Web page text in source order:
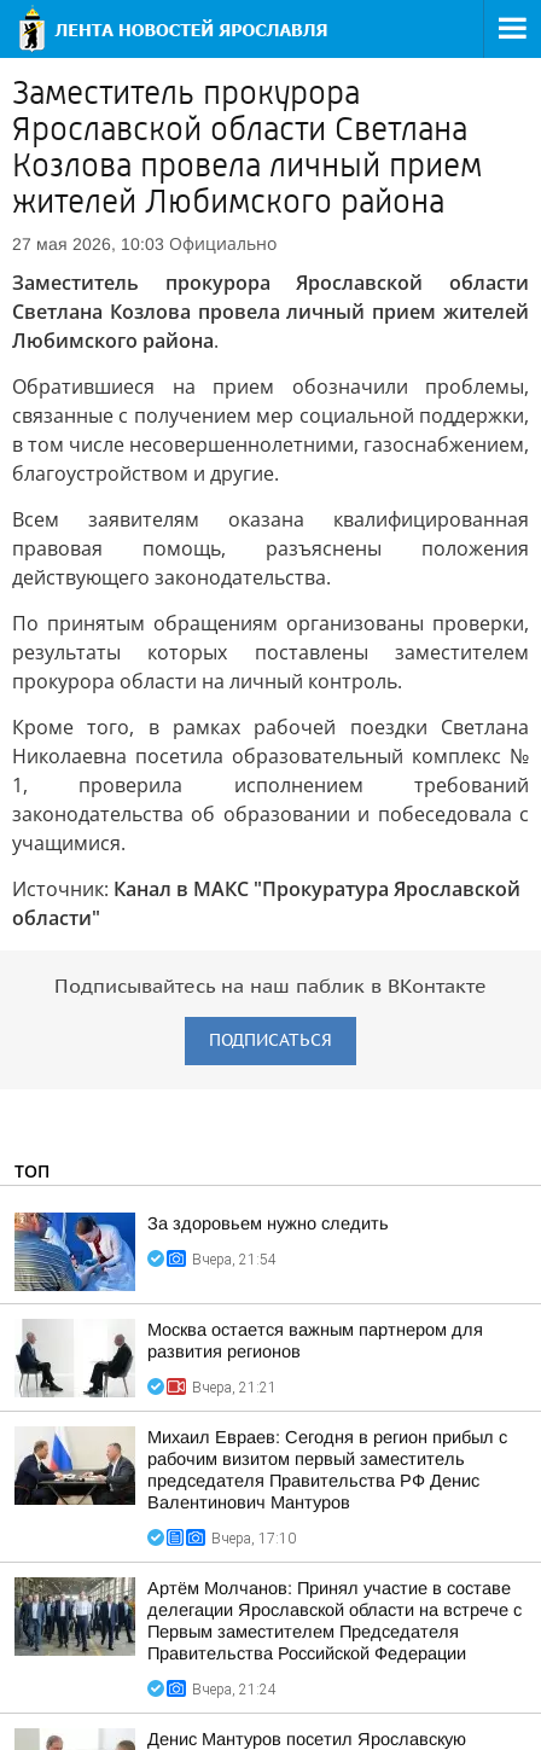
Заместитель прокурора
Ярославской области Светлана
Козлова провела личный прием
жителей Любимского района
27 мая 2026, 10:03 Официально
Заместитель прокурора Ярославской области
Светлана Козлова провела личный прием жителей
Любимского района.
Обратившиеся на прием обозначили проблемы,
связанные с получением мер социальной поддержки,
в том числе несовершеннолетними, газоснабжением,
благоустройством и другие.
Всем заявителям оказана квалифицированная
правовая помощь, разъяснены положения
действующего законодательства.
По принятым обращениям организованы проверки,
результаты которых поставлены заместителем
прокурора области на личный контроль.
Кроме того, в рамках рабочей поездки Светлана
Николаевна посетила образовательный комплекс №
1, проверила исполнением требований
законодательства об образовании и побеседовала с
учащимися.
Источник: Канал в МАКС "Прокуратура Ярославской
области"
Подписывайтесь на наш паблик в ВКонтакте
ПОДПИСАТЬСЯ
ТОП
За здоровьем нужно следить
Вчера, 21:54
Москва остается важным партнером для
развития регионов
Вчера, 21:21
Михаил Евраев: Сегодня в регион прибыл с
рабочим визитом первый заместитель
председателя Правительства РФ Денис
Валентинович Мантуров
Вчера, 17:10
Артём Молчанов: Принял участие в составе
делегации Ярославской области на встрече с
Первым заместителем Председателя
Правительства Российской Федерации
Вчера, 21:24
Денис Мантуров посетил Ярославскую